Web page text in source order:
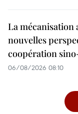
La mécanisation
nouvelles
coopération
06/08/2026 08:10